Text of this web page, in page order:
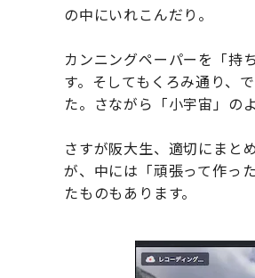
の中にいれこんだり。
カンニングペーパーを「持
す。そしてもくろみ通り、
た。さながら「小宇宙」のよ
さすが阪大生、適切にまと
が、中には「頑張って作っ
たものもあります。